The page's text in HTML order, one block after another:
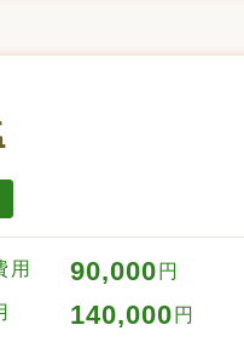
用 90,000 円
140,000 円